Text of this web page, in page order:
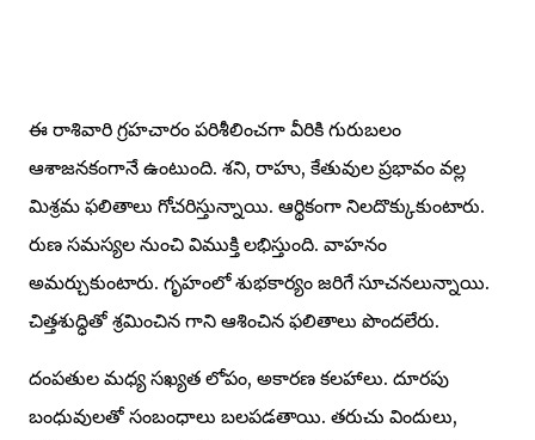
ఈ రాశివారి గ్రహచారం పరిశీలించగా వీరికి గురుబలం
ఆశాజనకంగానే ఉంటుంది. శని, రాహు, కేతువుల ప్రభావం వల్ల
మిశ్రమ ఫలితాలు గోచరిస్తున్నాయి. ఆర్థికంగా నిలదొక్కుకుంటారు.
రుణ సమస్యల నుంచి విముక్తి లభిస్తుంది. వాహనం
అమర్చుకుంటారు. గృహంలో శుభకార్యం జరిగే సూచనలున్నాయి.
చిత్తశుద్ధితో శ్రమించిన గాని ఆశించిన ఫలితాలు పొందలేరు.
దంపతుల మధ్య సఖ్యత లోపం, అకారణ కలహాలు. దూరపు
బంధువులతో సంబంధాలు బలపడతాయి. తరుచు విందులు,